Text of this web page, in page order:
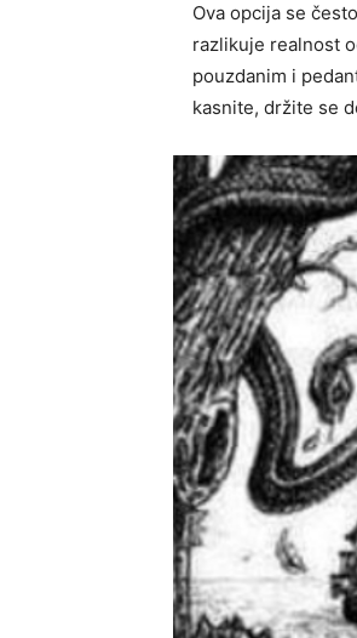
Ova opcija se
razlikuje realnost
pouzdanim i
kasnite, držite se